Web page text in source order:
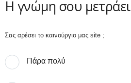
Η γνώμη σου μετράει
Σας αρέσει το καινούργιο μας site ;
Πάρα πολύ